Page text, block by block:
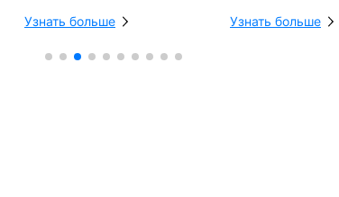
Узнать больше Узнать больше